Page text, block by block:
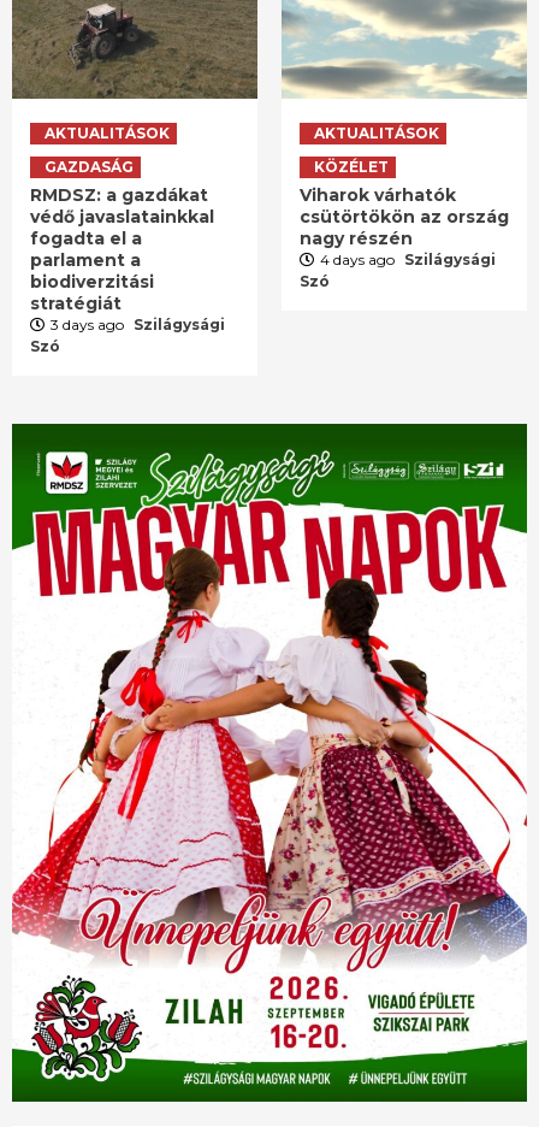
AKTUALITÁSOK
GAZDASÁG
RMDSZ: a gazdákat
védő javaslatainkkal
fogadta el a
parlament a
biodiverzitási
stratégiát
3 days ago Szilágysági
Szó
AKTUALITÁSOK
KÖZÉLET
Viharok várhatók
csütörtökön az ország
nagy részén
4 days ago Szilágysági
Szó